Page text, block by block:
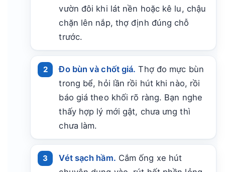
vườn đôi khi lát nền hoặc kê lu, chậu
chặn lên nắp, thợ định đúng chỗ
trước.
Đo bùn và chốt giá. Thợ đo mực bùn
trong bể, hỏi lần rồi hút khi nào, rồi
báo giá theo khối rõ ràng. Bạn nghe
thấy hợp lý mới gật, chưa ưng thì
chưa làm.
Vét sạch hầm. Cắm ống xe hút